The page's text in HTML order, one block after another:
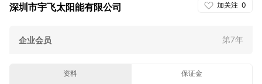
加关注 0
深圳市宇飞太阳能有限公司
企业会员 第7年
资料 保证金